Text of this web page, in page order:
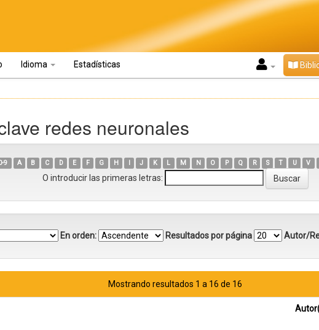
Idioma Estadísticas
redes neuronales
9 A B C D E F G H I J K L M N O P Q R S T U V
O introducir las primeras letras:
En orden: Resultados por página Autor/
Mostrando resultados 1 a 16 de 16